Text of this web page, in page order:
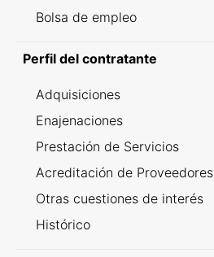
Bolsa de empleo
Perfil del contratante
Adquisiciones
Enajenaciones
Prestación de Servicios
Acreditación de Proveedores
Otras cuestiones de interés
Histórico